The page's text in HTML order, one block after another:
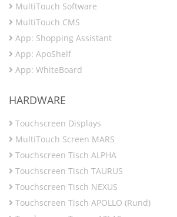
MultiTouch Software
MultiTouch CMS
App: Shopping Assistant
App: ApoShelf
App: WhiteBoard
HARDWARE
Touchscreen Displays
MultiTouch Screen MARS
Touchscreen Tisch ALPHA
Touchscreen Tisch TAURUS
Touchscreen Tisch NEXUS
Touchscreen Tisch APOLLO (Rund)